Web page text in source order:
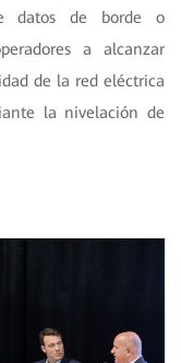
datos de borde o
a alcanzar
de la red eléctrica
la nivelación de